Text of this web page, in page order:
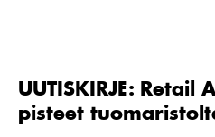
täydet
pisteet
tuomaristolta
UUTISKIRJE:
pisteet